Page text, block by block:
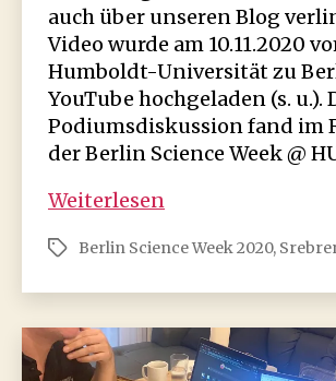
auch über unseren Blog
Video wurde am 10.11.2020
Humboldt-Universität zu
YouTube hochgeladen (s. u.).
Podiumsdiskussion fand im
der Berlin Science Week @
Weiterlesen
@Berlin
(3.11.2020)
Schlagwörter
Berlin Science Week 2020,